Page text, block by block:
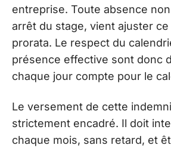
entreprise. Toute absence
arrêt du stage, vient ajuster
prorata. Le respect du
présence effective sont donc
chaque jour compte pour le
Le versement de cette
strictement encadré. Il doit
chaque mois, sans retard, et